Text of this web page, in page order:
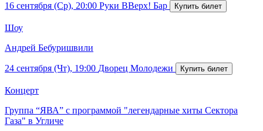
16 сентября (Ср), 20:00 Руки ВВерх! Бар
Шоу
Андрей Бебуришвили
24 сентября (Чт), 19:00 Дворец Молодежи
Концерт
Группа “ЯВА” с программой "легендарные хиты Сектора
Газа" в Угличе